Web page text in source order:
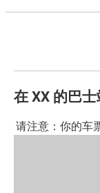
在 XX 的巴
请注意：你的车